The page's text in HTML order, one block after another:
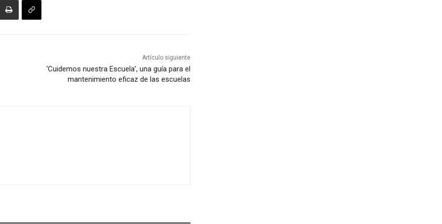
Artículo siguiente
‘Cuidemos nuestra Escuela’, una guía para el
mantenimiento eficaz de las escuelas